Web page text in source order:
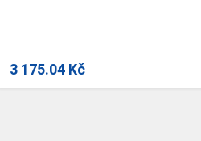
3 175.04 Kč